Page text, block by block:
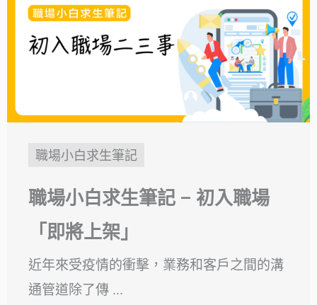
職場小白求生筆記
職場小白求生筆記 – 初入職場
「即將上架」
近年來受疫情的衝擊，業務和客戶之間的溝
通管道除了傳 ...